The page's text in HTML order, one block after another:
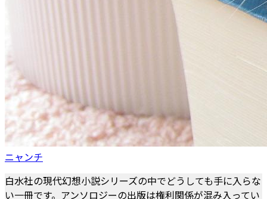
ニャンチ
白水社の現代幻想小説シリーズの中でどうしても手に入らな
い一冊です。アンソロジーの出版は権利関係が混み入ってい